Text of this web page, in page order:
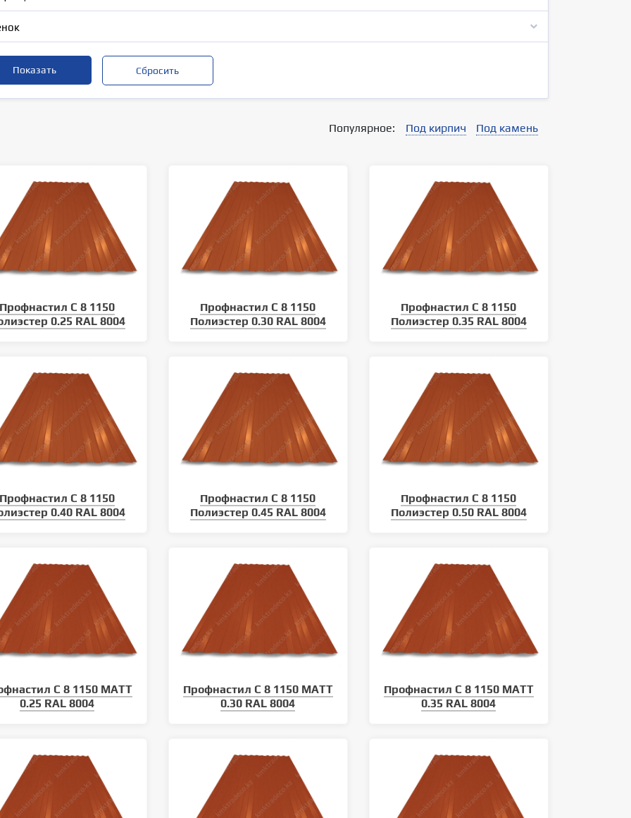
материала
срок службы металлочерепицы
Как монтировать
Популярное: Под кирпич Под камень
Профнастил С 8 1150
0.25 RAL 8004
Профнастил С 8 1150
Полиэстер 0.30 RAL 8004
Профнастил С 8 1150
Полиэстер 0.35 RAL 8004
Профнастил С 8 1150
0.40 RAL 8004
Профнастил С 8 1150
Полиэстер 0.45 RAL 8004
Профнастил С 8 1150
Полиэстер 0.50 RAL 8004
С 8 1150 MATT
0.25 RAL 8004
Профнастил С 8 1150 MATT
0.30 RAL 8004
Профнастил С 8 1150 MATT
0.35 RAL 8004